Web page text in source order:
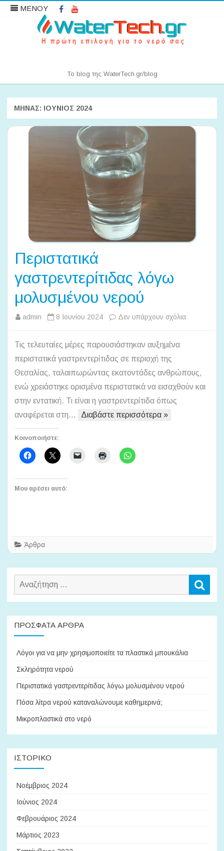
ΜΕΝΟΥ Facebook
Το blog της WaterTech.gr/blog
Μετάβαση
περιεχόμενο
ΜΉΝΑΣ: ΙΟΎΝΙΟΣ 2024
Περιστατικά
γαστρεντερίτιδας λόγω
μολυσμένου νερού
admin 8 Ιουνίου 2024 Δεν υπάρχουν σχόλιαστο
νερού
Τις τελευταίες μέρες παρουσιάστηκαν αυξημένα
περιστατικά γαστρεντερίτιδας σε περιοχή της
Θεσαλίας, ταλαιπωρώντας εκατοντάδες ανθρώπους,
ενώ χρειάστηκε ορισμένα περιστατικά να εισαχθούν και
στην εντατική. Τι είναι η γαστρεντερίτιδα όπως
αναφέρεται στη…
Διαβάστε περισσότερα »
Κοινοποιήστε:
Μου αρέσει αυτό:
Άρθρα
Αναζήτηση
ΠΡΌΣΦΑΤΑ ΆΡΘΡΑ
Λόγοι για να μην χρησιμοποιείτε τα πλαστικά μπουκάλια
Σκληρότητα νερού
Περιστατικά γαστρεντερίτιδας λόγω μολυσμένου νερού
Πόσα λίτρα νερού καταναλώνουμε καθημερινά;
Μικροπλαστικά στο νερό
ΙΣΤΟΡΙΚΌ
Νοέμβριος 2024
Ιούνιος 2024
Φεβρουάριος 2024
Μάρτιος 2023